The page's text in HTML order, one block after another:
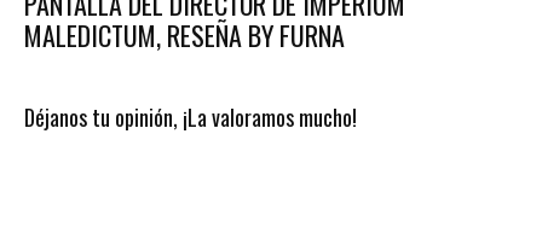
MALEDICTUM, RESEÑA BY FURNA
Déjanos tu opinión, ¡La valoramos mucho!